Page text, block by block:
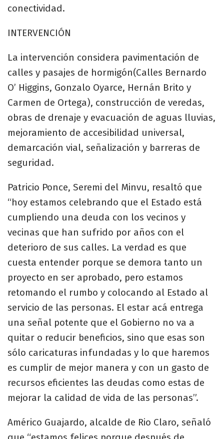
conectividad.
INTERVENCIÓN
La intervención considera pavimentación de
calles y pasajes de hormigón(Calles Bernardo
O’ Higgins, Gonzalo Oyarce, Hernán Brito y
Carmen de Ortega), construcción de veredas,
obras de drenaje y evacuación de aguas lluvias,
mejoramiento de accesibilidad universal,
demarcación vial, señalización y barreras de
seguridad.
Patricio Ponce, Seremi del Minvu, resaltó que
“hoy estamos celebrando que el Estado está
cumpliendo una deuda con los vecinos y
vecinas que han sufrido por años con el
deterioro de sus calles. La verdad es que
cuesta entender porque se demora tanto un
proyecto en ser aprobado, pero estamos
retomando el rumbo y colocando al Estado al
servicio de las personas. El estar acá entrega
una señal potente que el Gobierno no va a
quitar o reducir beneficios, sino que esas son
sólo caricaturas infundadas y lo que haremos
es cumplir de mejor manera y con un gasto de
recursos eficientes las deudas como estas de
mejorar la calidad de vida de las personas”.
Américo Guajardo, alcalde de Rio Claro, señaló